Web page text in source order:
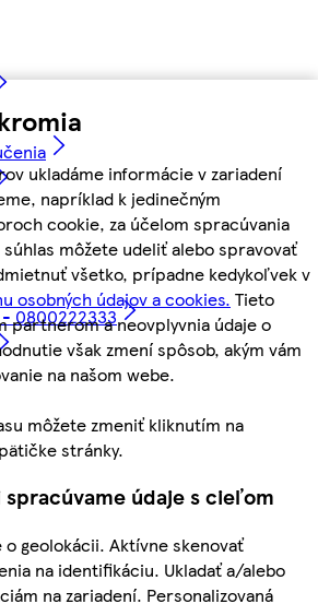
ukladáme informácie v zariadení
napríklad k jedinečným
cookie, za účelom spracúvania
súhlas môžete udeliť alebo spravovať
všetko, prípadne kedykoľvek v
osobných údajov a cookies. Tieto
partnerom a neovplyvnia údaje o
však zmení spôsob, akým vám
na našom webe.
môžete zmeniť kliknutím na
stránky.
údaje s cieľom
geolokácii. Aktívne skenovať
na identifikáciu. Ukladať a/alebo
na zariadení. Personalizovaná
- 0800222333